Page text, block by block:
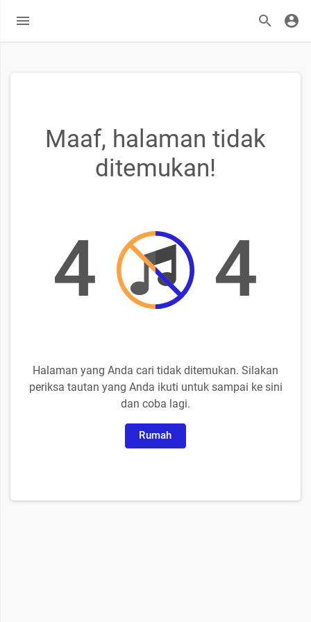
Maaf, halaman tidak
ditemukan!
4 4
Halaman yang Anda cari tidak ditemukan. Silakan
periksa tautan yang Anda ikuti untuk sampai ke sini
dan coba lagi.
Rumah